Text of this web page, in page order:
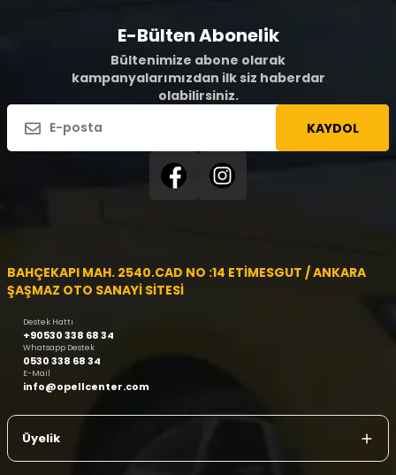
E-Bülten Abonelik
Bültenimize abone olarak
kampanyalarımızdan ilk siz haberdar
olabilirsiniz.
KAYDOL
BAHÇEKAPI MAH. 2540.CAD NO :14 ETİMESGUT / ANKARA
ŞAŞMAZ OTO SANAYİ SİTESİ
Destek Hattı
+90530 338 68 34
Whatsapp Destek
0530 338 68 34
E-Mail
info@opellcenter.com
Üyelik